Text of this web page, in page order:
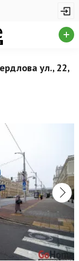
ул., 22,